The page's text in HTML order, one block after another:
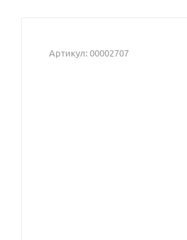
Артикул:00002707